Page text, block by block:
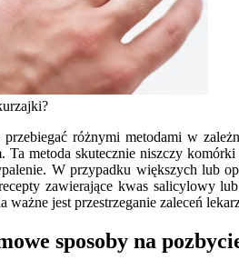
różnymi metodami w
Ta metoda skutecznie niszczy
W przypadku większych lub
zawierające kwas salicylowy
ważne jest przestrzeganie zaleceń
sposoby na